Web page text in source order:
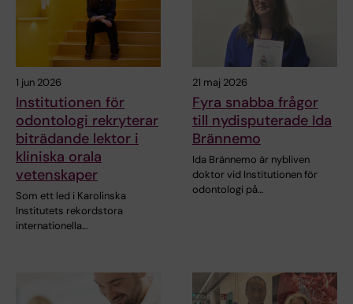
1 jun 2026
Institutionen för
odontologi rekryterar
biträdande lektor i
kliniska orala
vetenskaper
Som ett led i Karolinska
Institutets rekordstora
internationella…
21 maj 2026
Fyra snabba frågor
till nydisputerade Ida
Brännemo
Ida Brännemo är nybliven
doktor vid Institutionen för
odontologi på…